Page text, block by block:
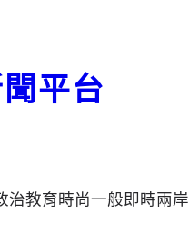
平台
治教育時尚一般即時兩岸